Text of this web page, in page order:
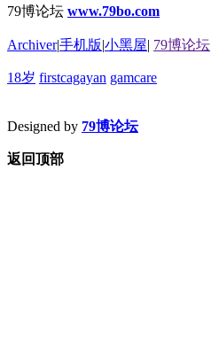
79博论坛 www.79bo.com
Archiver|手机版|小黑屋| 79博论坛
18岁 firstcagayan gamcare
Designed by 79博论坛
返回顶部